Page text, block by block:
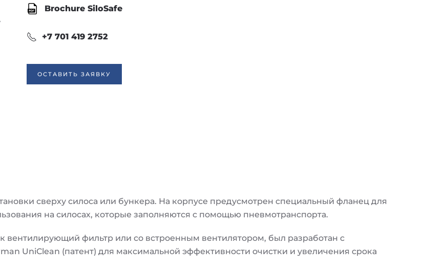
Brochure SiloSafe
+7 701 419 2752
ОСТАВИТЬ ЗАЯВКУ
сверху силоса или бункера. На корпусе предусмотрен специальный фланец для
на силосах, которые заполняются с помощью пневмотранспорта.
вентилирующий фильтр или со встроенным вентилятором, был разработан с
UniClean (патент) для максимальной эффективности очистки и увеличения срока